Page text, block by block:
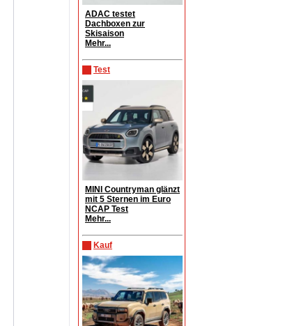
ADAC testet
Dachboxen zur
Skisaison
Mehr...
Test
MINI Countryman glänzt
mit 5 Sternen im Euro
NCAP Test
Mehr...
Kauf